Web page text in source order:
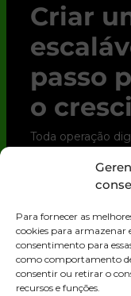
Para fornecer as
cookies para armazenar
consentimento para
como comportamento
consentir ou retirar o
recursos e funções.
Criar
passo
o
Toda operação
interno, esse
Trata-se de uma
LEIA MAIS »